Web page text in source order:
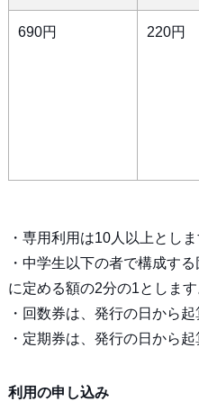
690円 220円
・専用利用は10人以上としま
・中学生以下の者で構成す
に定める額の2分の1とします
・回数券は、発行の日から
・定期券は、発行の日から
利用の申し込み